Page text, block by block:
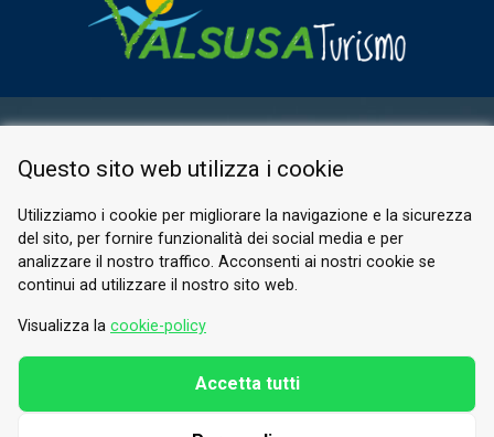
PRIVACY POLICY
© 2026 Valle di Susa
Tesori di Arte e Cultura Alpina
Tel.
E-mail.info@vallesusa-tesori.it
Questo sito web utilizza i cookie
Utilizziamo i cookie per migliorare la navigazione e la sicurezza
del sito, per fornire funzionalità dei social media e per
analizzare il nostro traffico. Acconsenti ai nostri cookie se
continui ad utilizzare il nostro sito web.
Visualizza la cookie-policy
Accetta tutti